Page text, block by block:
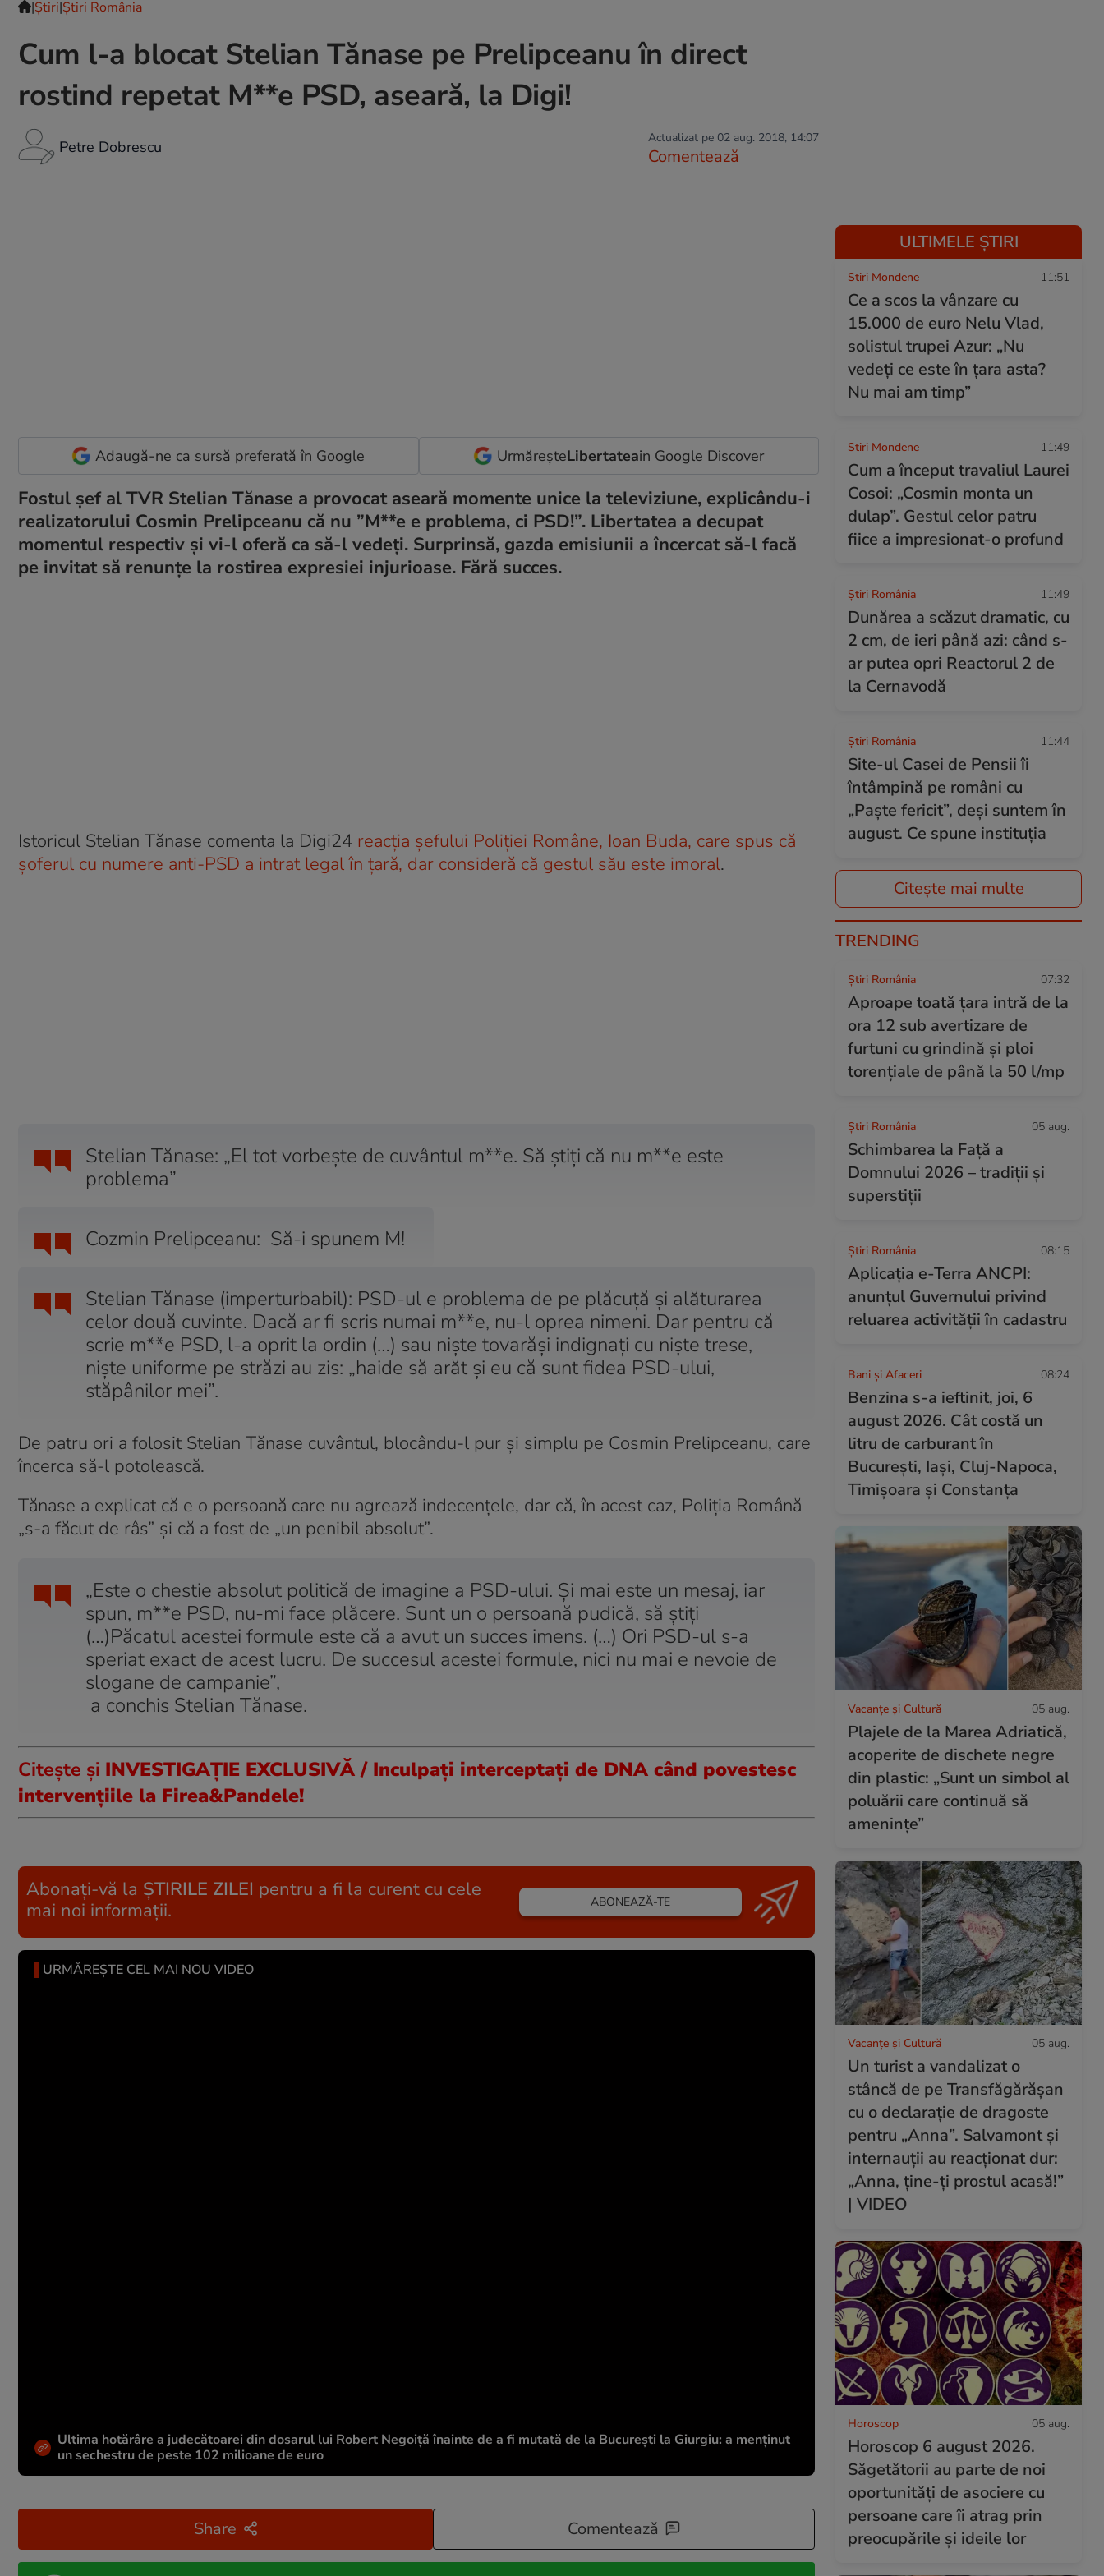
|Ştiri|Știri România
Cum l-a blocat Stelian Tănase pe Prelipceanu în direct
rostind repetat M**e PSD, aseară, la Digi!
Petre Dobrescu Actualizat pe 02 aug. 2018, 14:07
Comentează
Adaugă-ne ca sursă preferată în Google UrmăreșteLibertateain Google Discover
Fostul șef al TVR Stelian Tănase a provocat aseară momente unice la televiziune, explicându-i
realizatorului Cosmin Prelipceanu că nu ”M**e e problema, ci PSD!”. Libertatea a decupat
momentul respectiv și vi-l oferă ca să-l vedeți. Surprinsă, gazda emisiunii a încercat să-l facă
pe invitat să renunțe la rostirea expresiei injurioase. Fără succes.
Istoricul Stelian Tănase comenta la Digi24 reacția șefului Poliției Române, Ioan Buda, care spus că
şoferul cu numere anti-PSD a intrat legal în ţară, dar consideră că gestul său este imoral.
Stelian Tănase: „El tot vorbește de cuvântul m**e. Să știți că nu m**e este
problema”
Cozmin Prelipceanu: Să-i spunem M!
Stelian Tănase (imperturbabil): PSD-ul e problema de pe plăcuță și alăturarea
celor două cuvinte. Dacă ar fi scris numai m**e, nu-l oprea nimeni. Dar pentru că
scrie m**e PSD, l-a oprit la ordin (…) sau niște tovarăși indignați cu niște trese,
niște uniforme pe străzi au zis: „haide să arăt și eu că sunt fidea PSD-ului,
stăpânilor mei”.
De patru ori a folosit Stelian Tănase cuvântul, blocându-l pur și simplu pe Cosmin Prelipceanu, care
încerca să-l potolească.
Tănase a explicat că e o persoană care nu agrează indecențele, dar că, în acest caz, Poliția Română
„s-a făcut de râs” și că a fost de „un penibil absolut”.
„Este o chestie absolut politică de imagine a PSD-ului. Și mai este un mesaj, iar
spun, m**e PSD, nu-mi face plăcere. Sunt un o persoană pudică, să știți
(…)Păcatul acestei formule este că a avut un succes imens. (…) Ori PSD-ul s-a
speriat exact de acest lucru. De succesul acestei formule, nici nu mai e nevoie de
slogane de campanie”,
a conchis Stelian Tănase.
Citește și INVESTIGAȚIE EXCLUSIVĂ / Inculpați interceptați de DNA când povestesc
intervențiile la Firea&Pandele!
Abonați-vă la ȘTIRILE ZILEI pentru a fi la curent cu cele
mai noi informații.
ABONEAZĂ-TE
URMĂREȘTE CEL MAI NOU VIDEO
Ultima hotărâre a judecătoarei din dosarul lui Robert Negoiță înainte de a fi mutată de la București la Giurgiu: a menținut
un sechestru de peste 102 milioane de euro
Share Comentează
ULTIMELE ȘTIRI
Stiri Mondene 11:51
Ce a scos la vânzare cu
15.000 de euro Nelu Vlad,
solistul trupei Azur: „Nu
vedeți ce este în țara asta?
Nu mai am timp”
Stiri Mondene 11:49
Cum a început travaliul Laurei
Cosoi: „Cosmin monta un
dulap”. Gestul celor patru
fiice a impresionat-o profund
Știri România 11:49
Dunărea a scăzut dramatic, cu
2 cm, de ieri până azi: când s-
ar putea opri Reactorul 2 de
la Cernavodă
Știri România 11:44
Site-ul Casei de Pensii îi
întâmpină pe români cu
„Paște fericit”, deși suntem în
august. Ce spune instituția
Citește mai multe
TRENDING
Știri România 07:32
Aproape toată țara intră de la
ora 12 sub avertizare de
furtuni cu grindină și ploi
torențiale de până la 50 l/mp
Știri România 05 aug.
Schimbarea la Față a
Domnului 2026 – tradiții și
superstiții
Știri România 08:15
Aplicația e-Terra ANCPI:
anunțul Guvernului privind
reluarea activității în cadastru
Bani și Afaceri 08:24
Benzina s-a ieftinit, joi, 6
august 2026. Cât costă un
litru de carburant în
București, Iași, Cluj-Napoca,
Timișoara și Constanța
Vacanțe și Cultură 05 aug.
Plajele de la Marea Adriatică,
acoperite de dischete negre
din plastic: „Sunt un simbol al
poluării care continuă să
amenințe”
Vacanțe și Cultură 05 aug.
Un turist a vandalizat o
stâncă de pe Transfăgărășan
cu o declarație de dragoste
pentru „Anna”. Salvamont și
internauții au reacționat dur:
„Anna, ține-ți prostul acasă!”
| VIDEO
Horoscop 05 aug.
Horoscop 6 august 2026.
Săgetătorii au parte de noi
oportunități de asociere cu
persoane care îi atrag prin
preocupările și ideile lor